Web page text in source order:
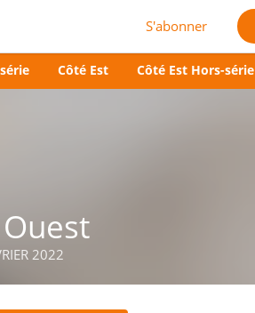
S'abonner
Côté Est Côté Est Hors-série
2022